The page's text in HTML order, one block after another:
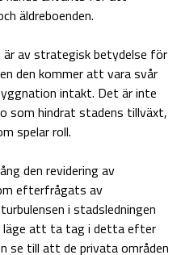
äldreboenden.
av strategisk betydelse för
den kommer att vara svår
intakt. Det är inte
som hindrat stadens tillväxt,
spelar roll.
den revidering av
efterfrågats av
i stadsledningen
läge att ta tag i detta efter
se till att de privata områden